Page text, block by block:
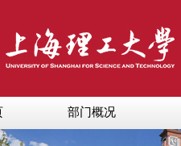
部门概况